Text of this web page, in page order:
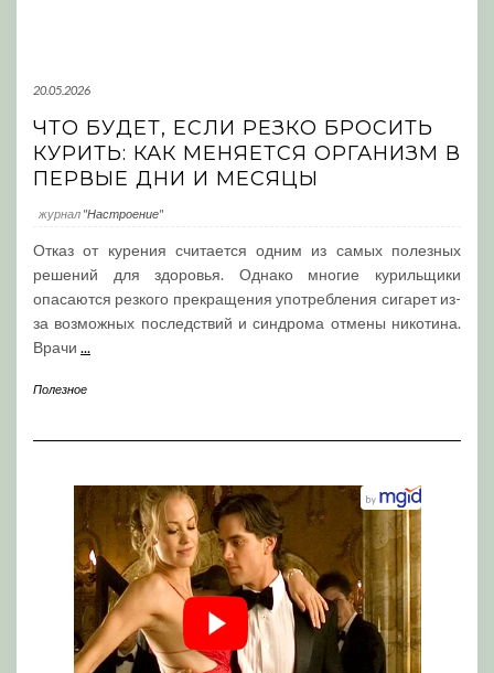
20.05.2026
ЧТО БУДЕТ, ЕСЛИ РЕЗКО БРОСИТЬ
КУРИТЬ: КАК МЕНЯЕТСЯ ОРГАНИЗМ В
ПЕРВЫЕ ДНИ И МЕСЯЦЫ
журнал "Настроение"
Отказ от курения считается одним из самых полезных
решений для здоровья. Однако многие курильщики
опасаются резкого прекращения употребления сигарет из-
за возможных последствий и синдрома отмены никотина.
Врачи ...
Полезное